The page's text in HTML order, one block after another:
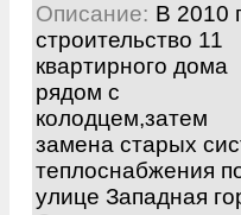
Описание: В 2010
строительство 11
квартирного дома
рядом с
колодцем,затем
замена старых
теплоснабжения
улице Западная